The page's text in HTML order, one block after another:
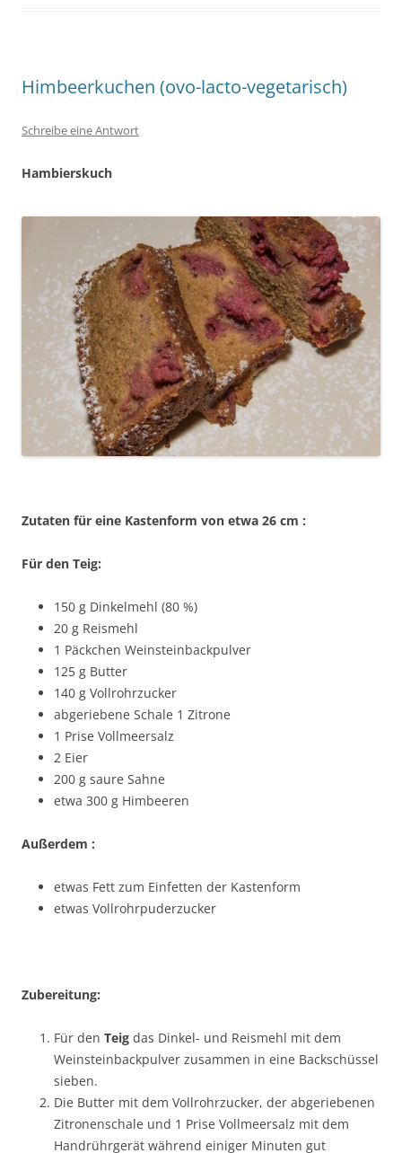
Himbeerkuchen (ovo-lacto-vegetarisch)
Schreibe eine Antwort
Hambierskuch
Zutaten für eine Kastenform von etwa 26 cm :
Für den Teig:
150 g Dinkelmehl (80 %)
20 g Reismehl
1 Päckchen Weinsteinbackpulver
125 g Butter
140 g Vollrohrzucker
abgeriebene Schale 1 Zitrone
1 Prise Vollmeersalz
2 Eier
200 g saure Sahne
etwa 300 g Himbeeren
Außerdem :
etwas Fett zum Einfetten der Kastenform
etwas Vollrohrpuderzucker
Zubereitung:
Für den Teig das Dinkel- und Reismehl mit dem
Weinsteinbackpulver zusammen in eine Backschüssel
sieben.
Die Butter mit dem Vollrohrzucker, der abgeriebenen
Zitronenschale und 1 Prise Vollmeersalz mit dem
Handrührgerät während einiger Minuten gut